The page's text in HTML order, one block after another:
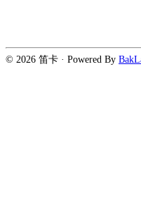
© 2026 笛卡 · Powered By